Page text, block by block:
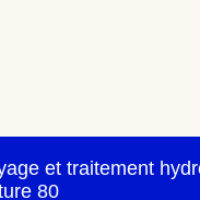
et traitement
80